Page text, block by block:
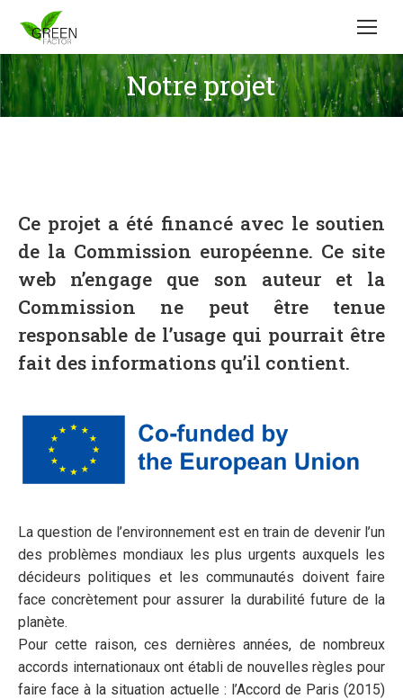
Notre projet
Ce projet a été financé avec le soutien
de la Commission européenne. Ce site
web n’engage que son auteur et la
Commission ne peut être tenue
responsable de l’usage qui pourrait être
fait des informations qu’il contient.
La question de l’environnement est en train de devenir l’un
des problèmes mondiaux les plus urgents auxquels les
décideurs politiques et les communautés doivent faire
face concrètement pour assurer la durabilité future de la
planète.
Pour cette raison, ces dernières années, de nombreux
accords internationaux ont établi de nouvelles règles pour
faire face à la situation actuelle : l’Accord de Paris (2015)